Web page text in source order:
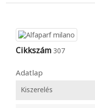
Cikkszám 307
Adatlap
Kiszerelés